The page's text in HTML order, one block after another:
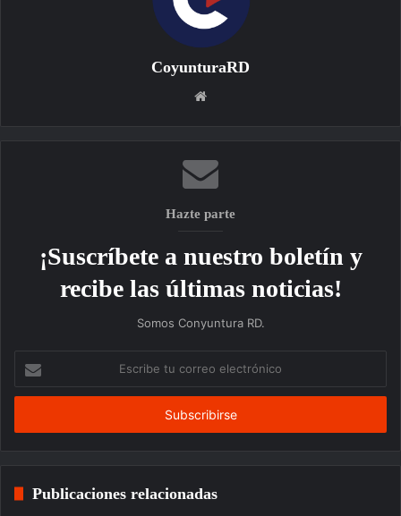
CoyunturaRD
Sitio
Hazte parte
¡Suscríbete a nuestro boletín y
recibe las últimas noticias!
Somos Conyuntura RD.
correo
Publicaciones relacionadas